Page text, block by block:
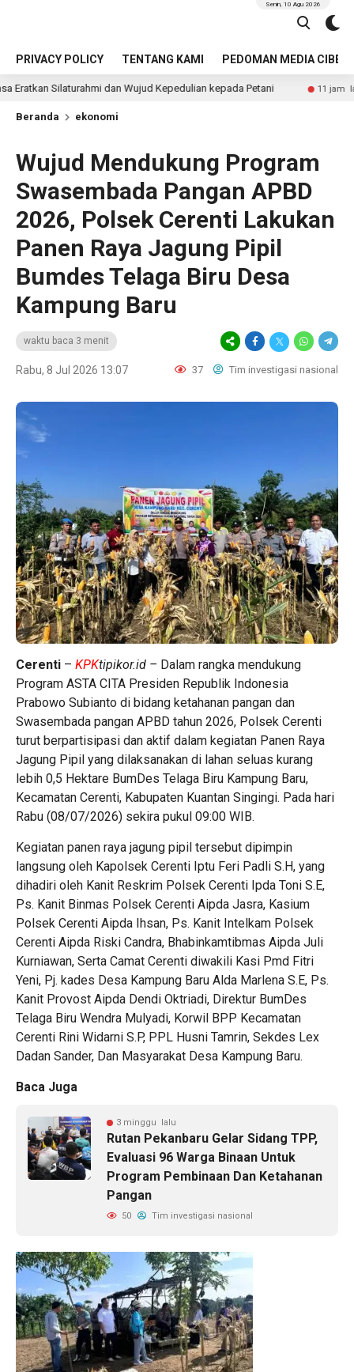
PRIVACY POLICY TENTANG KAMI PEDOMAN MEDIA CIBER
Senin, 10 Agu 2026
dan Wujud Kepedulian kepada Petani 11 jam lalu Seorang
Beranda ekonomi
Wujud Mendukung Program
Swasembada Pangan APBD
2026, Polsek Cerenti Lakukan
Panen Raya Jagung Pipil
Bumdes Telaga Biru Desa
Kampung Baru
waktu baca 3 menit
Rabu, 8 Jul 2026 13:07 37 Tim investigasi nasional
Cerenti – KPKtipikor.id – Dalam rangka mendukung
Program ASTA CITA Presiden Republik Indonesia
Prabowo Subianto di bidang ketahanan pangan dan
Swasembada pangan APBD tahun 2026, Polsek Cerenti
turut berpartisipasi dan aktif dalam kegiatan Panen Raya
Jagung Pipil yang dilaksanakan di lahan seluas kurang
lebih 0,5 Hektare BumDes Telaga Biru Kampung Baru,
Kecamatan Cerenti, Kabupaten Kuantan Singingi. Pada hari
Rabu (08/07/2026) sekira pukul 09:00 WIB.
Kegiatan panen raya jagung pipil tersebut dipimpin
langsung oleh Kapolsek Cerenti Iptu Feri Padli S.H, yang
dihadiri oleh Kanit Reskrim Polsek Cerenti Ipda Toni S.E,
Ps. Kanit Binmas Polsek Cerenti Aipda Jasra, Kasium
Polsek Cerenti Aipda Ihsan, Ps. Kanit Intelkam Polsek
Cerenti Aipda Riski Candra, Bhabinkamtibmas Aipda Juli
Kurniawan, Serta Camat Cerenti diwakili Kasi Pmd Fitri
Yeni, Pj. kades Desa Kampung Baru Alda Marlena S.E, Ps.
Kanit Provost Aipda Dendi Oktriadi, Direktur BumDes
Telaga Biru Wendra Mulyadi, Korwil BPP Kecamatan
Cerenti Rini Widarni S.P, PPL Husni Tamrin, Sekdes Lex
Dadan Sander, Dan Masyarakat Desa Kampung Baru.
Baca Juga
3 minggu lalu
Rutan Pekanbaru Gelar Sidang TPP,
Evaluasi 96 Warga Binaan Untuk
Program Pembinaan Dan Ketahanan
Pangan
50 Tim investigasi nasional